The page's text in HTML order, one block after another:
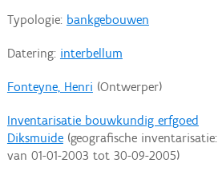
Typologie: bankgebouwen
Datering: interbellum
Fonteyne, Henri (Ontwerper)
Inventarisatie bouwkundig erfgoed
Diksmuide(geografische inventarisatie:
van 01-01-2003 tot 30-09-2005)